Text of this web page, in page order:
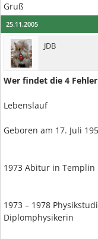
Gruß
25.11.2005
JDB
Wer findet die 4
Lebenslauf
Geboren am 17. Juli
1973 Abitur in Templin
1973 – 1978
Diplomphysikerin